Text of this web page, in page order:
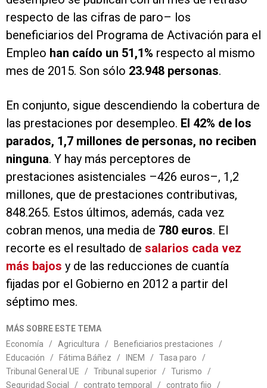
respecto de las cifras de paro– los
beneficiarios del Programa de Activación para el
Empleo han caído un 51,1% respecto al mismo
mes de 2015. Son sólo 23.948 personas.
En conjunto, sigue descendiendo la cobertura de
las prestaciones por desempleo. El 42% de los
parados, 1,7 millones de personas, no reciben
ninguna. Y hay más perceptores de
prestaciones asistenciales –426 euros–, 1,2
millones, que de prestaciones contributivas,
848.265. Estos últimos, además, cada vez
cobran menos, una media de 780 euros. El
recorte es el resultado de salarios cada vez
más bajos y de las reducciones de cuantía
fijadas por el Gobierno en 2012 a partir del
séptimo mes.
MÁS SOBRE ESTE TEMA
Economía
/ Agricultura / Beneficiarios prestaciones
/
Educación
/ Fátima Báñez / INEM / Tasa paro
/
Tribunal General UE
/ Tribunal superior / Turismo
/
Seguridad Social
/ contrato temporal / contrato fijo
/